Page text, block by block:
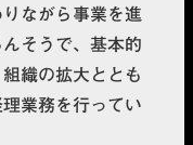
ながら事業を進
そうで、基本的
織の拡大ととも
業務を行ってい